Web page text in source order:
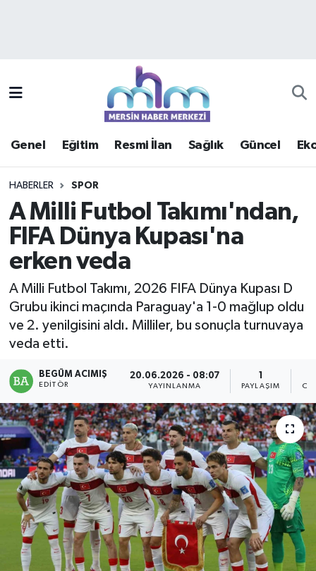
Genel Eğitim Resmi İlan Sağlık Güncel
HABERLER SPOR
A Milli Futbol Takımı'ndan,
FIFA Dünya Kupası'na
erken veda
A Milli Futbol Takımı, 2026 FIFA Dünya Kupası D
Grubu ikinci maçında Paraguay'a 1-0 mağlup oldu
ve 2. yenilgisini aldı. Milliler, bu sonuçla turnuvaya
veda etti.
BEGÜM ACIMIŞ
EDITÖR
20.06.2026 - 08:07
YAYINLANMA PAYLAŞIM
Güncel
Haberde insan
Kültür - Sanat
Magazin
Mersin
Mersin Tarihi
Özel Haber
Politika
Resmi İlan
Sağlık
Mersin Trafik Yoğunluk Haritası
Süper Lig Puan Durumu ve Fikstür
Haber Arşivi